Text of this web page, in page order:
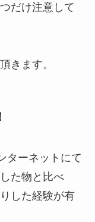
だけ注意して
きます。
ターネットにて
た物と比べ
した経験が有